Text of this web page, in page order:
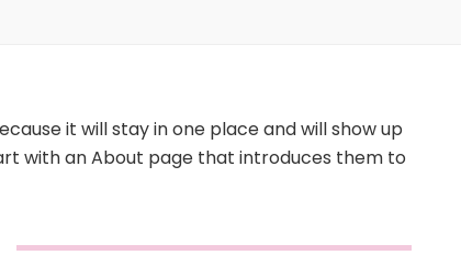
it will stay in one place and will show up
with an About page that introduces them to